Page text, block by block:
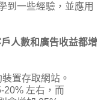
到一些經驗，並應用
人數和廣告收益都增
置存取網站。
20% 左右，而